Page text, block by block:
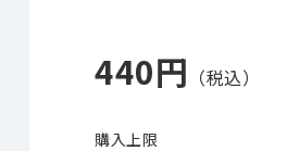
440円
購入上限